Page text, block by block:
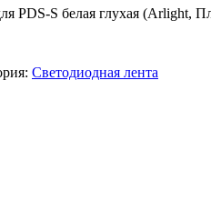
PDS-S белая глухая (Arlight,
Светодиодная лента